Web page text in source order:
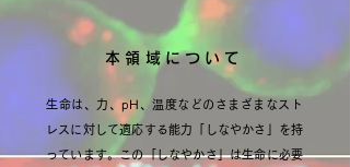
生命は、力、pH、温度などのさまざまなスト
レスに対して適応する能力「しなやかさ」を持
っています。この「しなやかさ」は生命に必要
本領域について